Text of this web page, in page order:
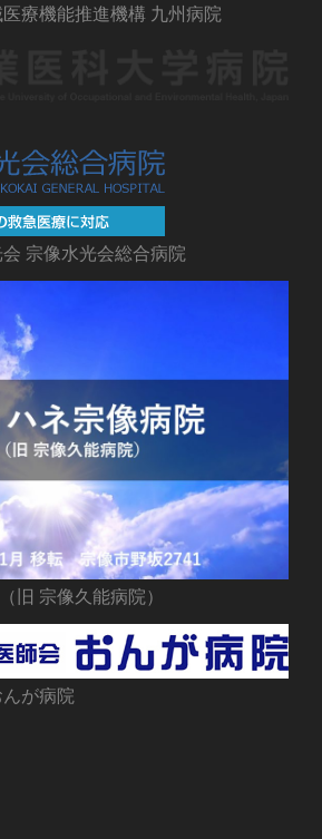
療機能推進機構 九州病院
宗像水光会総合病院
旧 宗像久能病院）
が病院